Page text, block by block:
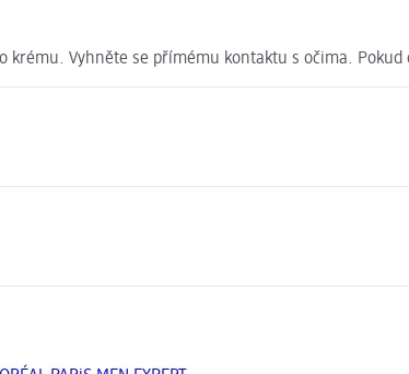
Vyhněte se přímému kontaktu s očima.